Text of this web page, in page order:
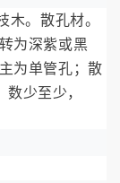
木。散孔材。
为深紫或黑
为单管孔；散
少至少，